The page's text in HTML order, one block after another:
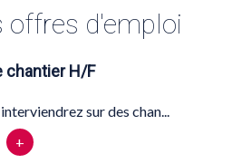
offres d'emploi
chantier H/F
sur des chan...
+